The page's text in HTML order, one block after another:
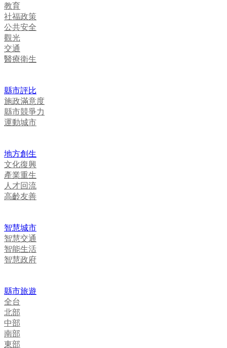
教育
社福政策
公共安全
觀光
交通
醫療衛生
縣市評比
施政滿意度
縣市競爭力
運動城市
地方創生
文化復興
產業重生
人才回流
高齡友善
智慧城市
智慧交通
智能生活
智慧政府
縣市旅遊
全台
北部
中部
南部
東部